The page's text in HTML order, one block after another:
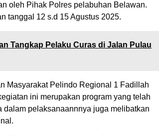
oleh Pihak Polres pelabuhan Belawan.
tanggal 12 s.d 15 Agustus 2025.
Tangkap Pelaku Curas di Jalan Pulau
Masyarakat Pelindo Regional 1 Fadillah
ini merupakan program yang telah
dalam pelaksanaannnya juga melibatkan